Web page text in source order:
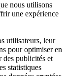
nous utilisons
une expérience
utilisateurs, leur
pour optimiser en
des publicités et
statistiques